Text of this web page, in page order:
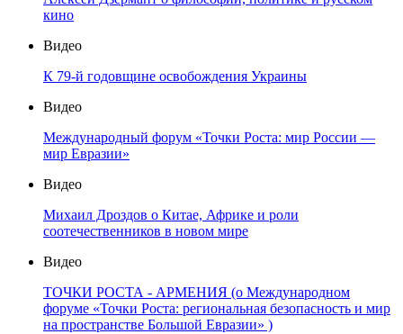
кино
Видео
К 79-й годовщине освобождения Украины
Видео
Международный форум «Точки Роста: мир России —
мир Евразии»
Видео
Михаил Дроздов о Китае, Африке и роли
соотечественников в новом мире
Видео
ТОЧКИ РОСТА - АРМЕНИЯ (о Международном
форуме «Точки Роста: региональная безопасность и мир
на пространстве Большой Евразии» )